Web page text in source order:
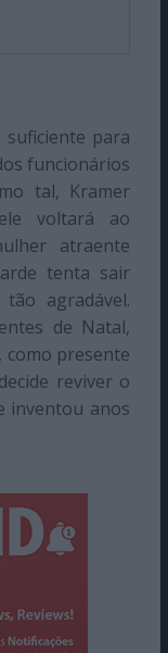
para
funcionários
tal, Kramer
voltará ao
atraente
tenta sair
agradável.
de Natal,
como presente
reviver o
inventou anos